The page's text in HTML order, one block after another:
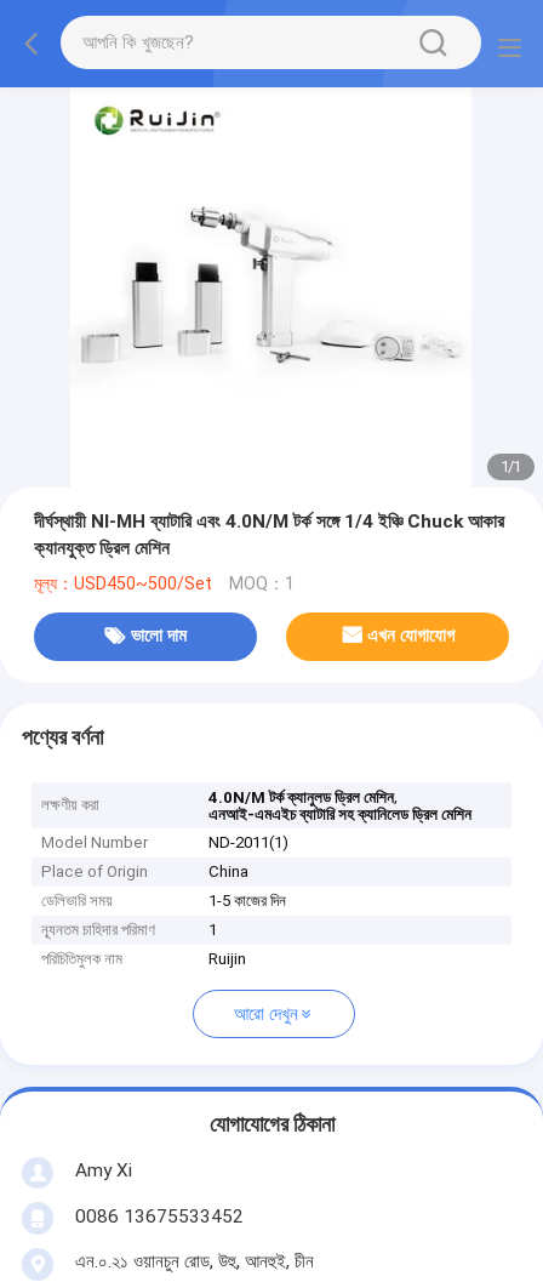
1/1
দীর্ঘস্থায়ী NI-MH ব্যাটারি এবং 4.0N/M টর্ক সঙ্গে 1/4 ইঞ্চি Chuck আকার
ক্যানযুক্ত ড্রিল মেশিন
মূল্য：USD450~500/Set MOQ：1
ভালো দাম এখন যোগাযোগ
পণ্যের বর্ণনা
লক্ষণীয় করা 4.0N/M টর্ক ক্যানুলড ড্রিল মেশিন,
এনআই-এমএইচ ব্যাটারি সহ ক্যানিলেড ড্রিল মেশিন
Model Number
ND-2011(1)
Place of Origin
China
ডেলিভারি সময়
1-5 কাজের দিন
ন্যূনতম চাহিদার পরিমাণ
1
পরিচিতিমুলক নাম
Ruijin
আরো দেখুন
যোগাযোগের ঠিকানা
Amy Xi
0086 13675533452
এন.০.২১ ওয়ানচুন রোড, উহু, আনহুই, চীন